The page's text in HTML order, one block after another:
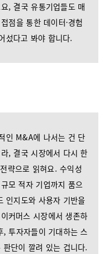
, 결국 유통기업들도 매
점을 통한 데이터·경험
섰다고 봐야 합니다.
인 M&A에 나서는 건 단
, 결국 시장에서 다시 한
략으로 읽혀요. 수익성
모 적자 기업까지 품으
인지도와 사용자 기반을
커머스 시장에서 생존하
, 투자자들이 기대하는 스
단이 깔려 있는 겁니다.